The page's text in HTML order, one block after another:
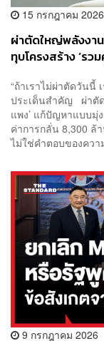
15 กรกฎาคม 2026
ผ่าตัดใหญ่พลังงาน
ทุบโครงสร้าง ‘รว
“ถ้าเราไม่ผ่าตัดวันนี้
ประเด็นสำคัญ ผ่าตั
แพง’ แก้ปัญหาแบบมุ่
ค่าการกลั่น 8,300 ล้
ไม่ใช่คำตอบของคว
9 กรกฎาคม 2026